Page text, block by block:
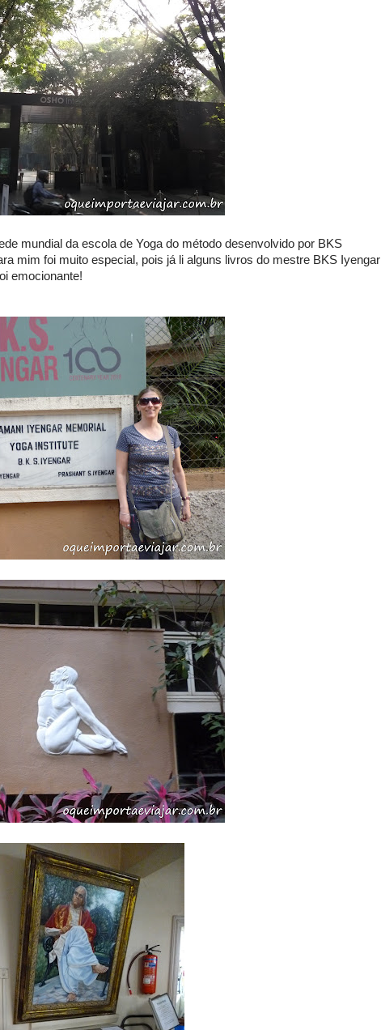
mundial da escola de Yoga do método desenvolvido por BKS
mim foi muito especial, pois já li alguns livros do mestre BKS Iyengar
emocionante!